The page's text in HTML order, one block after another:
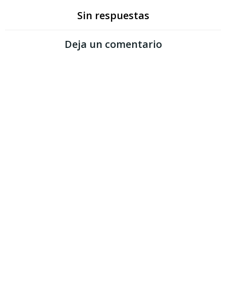
Sin respuestas
Deja un comentario